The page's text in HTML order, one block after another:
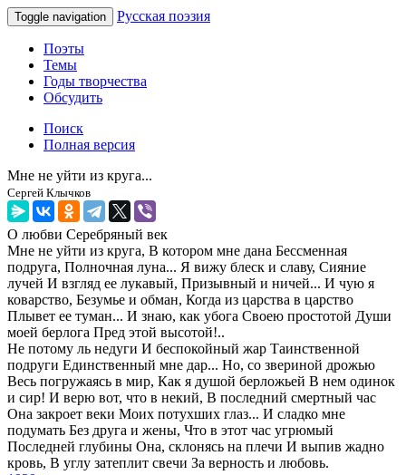
Toggle navigation Русская поэзия
Поэты
Темы
Годы творчества
Обсудить
Поиск
Полная версия
Мне не уйти из круга...
Сергей Клычков
О любви Серебряный век
Мне не уйти из круга, В котором мне дана Бессменная
подруга, Полночная луна... Я вижу блеск и славу, Сияние
лучей И взгляд ее лукавый, Призывный и ничей... И чую я
коварство, Безумье и обман, Когда из царства в царство
Плывет ее туман... И знаю, как убога Своею простотой Души
моей берлога Пред этой высотой!..
Не потому ль недуги И беспокойный жар Таинственной
подруги Единственный мне дар... Но, со звериной дрожью
Весь погружаясь в мир, Как я душой берложьей В нем одинок
и сир! И верю вот, что в некий, В последний смертный час
Она закроет веки Моих потухших глаз... И сладко мне
подумать Без друга и жены, Что в этот час угрюмый
Последней глубины Она, склонясь на плечи И выпив жадно
кровь, В углу затеплит свечи За верность и любовь.